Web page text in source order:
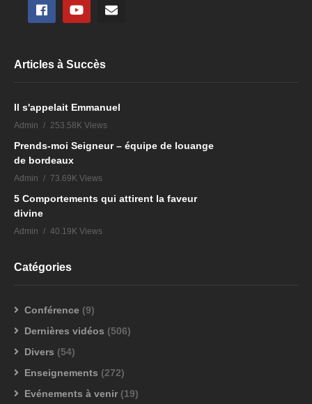
Articles à Succès
Il s'appelait Emmanuel
Admin 253.58K Views
Prends-moi Seigneur – équipe de louange
de bordeaux
Admin 73.69K Views
5 Comportements qui attirent la faveur
divine
Admin 40.19K Views
Catégories
Conférence (9)
Dernières vidéos (506)
Divers (54)
Enseignements (272)
Evénements à venir (19)